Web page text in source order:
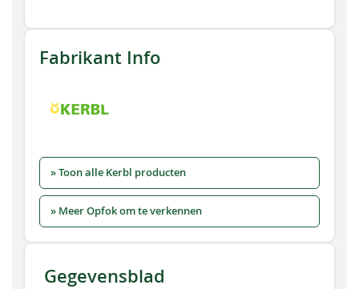
Fabrikant Info
» Toon alle Kerbl producten
» Meer Opfok om te verkennen
Gegevensblad